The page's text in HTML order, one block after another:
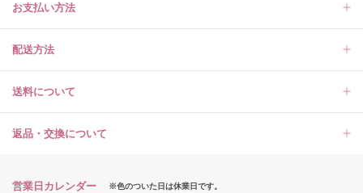
お支払い方法
配送方法
送料について
返品・交換について
営業日カレンダー ※色のついた日は休業日です。